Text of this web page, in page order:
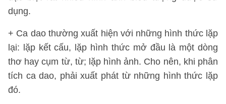
dụng.
+ Ca dao thường xuất hiện với những hình thức lặp
lại: lặp kết cấu, lặp hình thức mở đầu là một dòng
thơ hay cụm từ, từ; lặp hình ảnh. Cho nên, khi phân
tích ca dao, phải xuất phát từ những hình thức lặp
đó.